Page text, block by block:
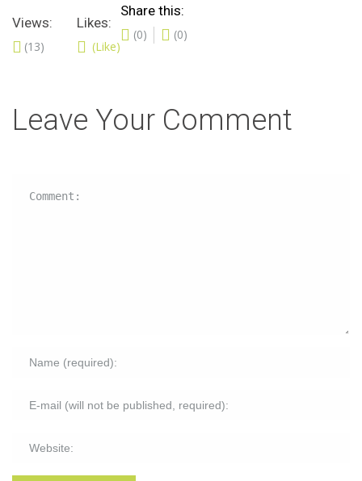
Share this:
(0) (0)
Views:
(13)
Likes:
(Like)
Leave Your Comment